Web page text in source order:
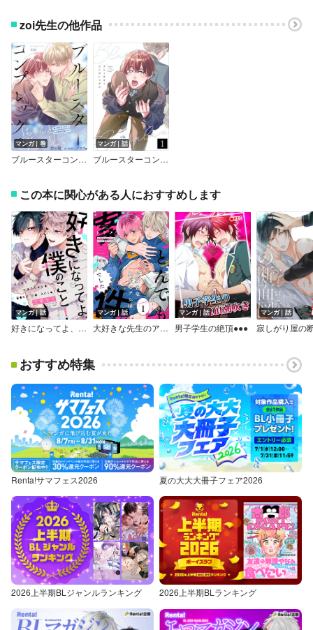
zoi先生の他作品
マンガ｜巻
ブルースターコンプレックス【描き下ろし付き電子単行本】
マンガ｜話
ブルースターコンプレックス【分冊版】
この本に関心がある人におすすめします
マンガ｜話
好きになってよ、僕のこと！【単話売】
マンガ｜話
大好きな先生のアシはとんでも案件でした
マンガ｜話
男子学生の絶頂●●●
マンガ｜話
寂しがり屋の
おすすめ特集
Renta!サマフェス2026 夏の大大大冊子フェア2026
2026上半期BLジャンルランキング 2026上半期BLランキング